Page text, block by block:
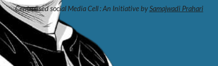
Centralised social Media Cell : An Initiative bySamajwadi Prahari